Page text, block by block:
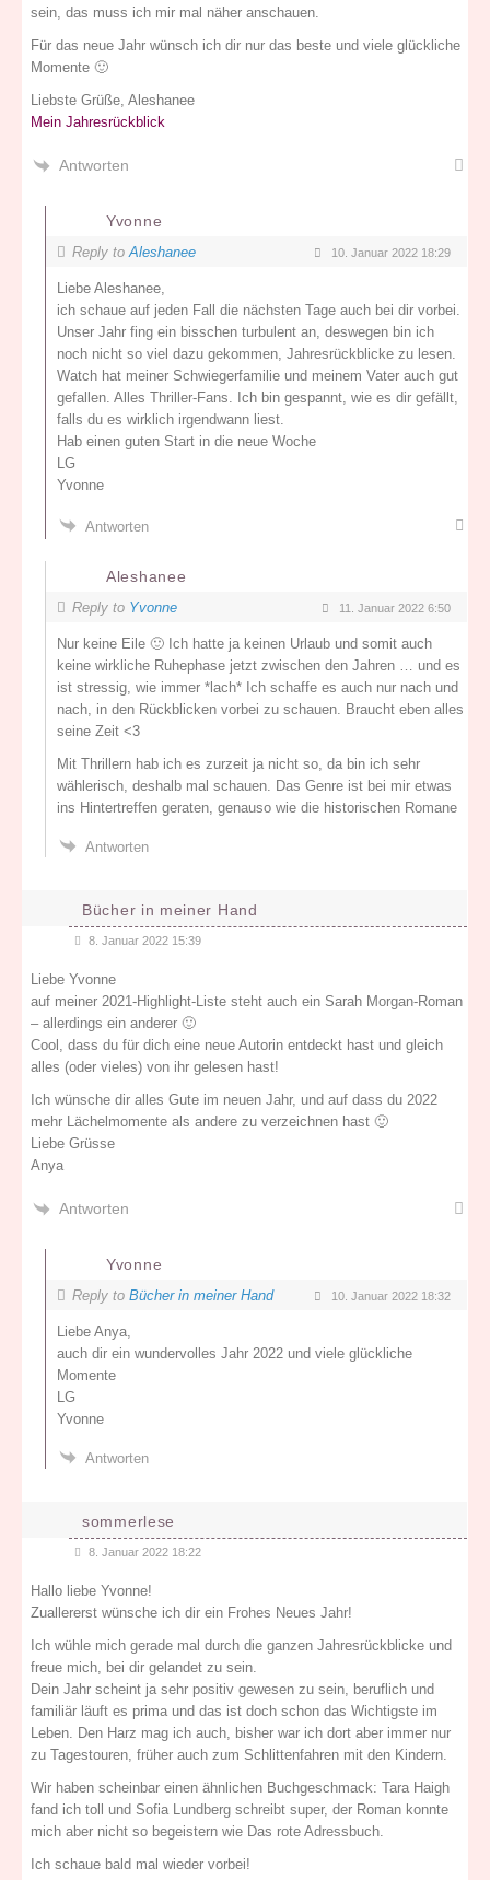
sein, das muss ich mir mal näher anschauen.
Für das neue Jahr wünsch ich dir nur das beste und viele glückliche
Momente 🙂
Liebste Grüße, Aleshanee
Mein Jahresrückblick
Antworten
Yvonne
Reply to Aleshanee 10. Januar 2022 18:29
Liebe Aleshanee,
ich schaue auf jeden Fall die nächsten Tage auch bei dir vorbei.
Unser Jahr fing ein bisschen turbulent an, deswegen bin ich
noch nicht so viel dazu gekommen, Jahresrückblicke zu lesen.
Watch hat meiner Schwiegerfamilie und meinem Vater auch gut
gefallen. Alles Thriller-Fans. Ich bin gespannt, wie es dir gefällt,
falls du es wirklich irgendwann liest.
Hab einen guten Start in die neue Woche
LG
Yvonne
Antworten
Aleshanee
Reply to Yvonne 11. Januar 2022 6:50
Nur keine Eile 🙂 Ich hatte ja keinen Urlaub und somit auch
keine wirkliche Ruhephase jetzt zwischen den Jahren … und es
ist stressig, wie immer *lach* Ich schaffe es auch nur nach und
nach, in den Rückblicken vorbei zu schauen. Braucht eben alles
seine Zeit <3
Mit Thrillern hab ich es zurzeit ja nicht so, da bin ich sehr
wählerisch, deshalb mal schauen. Das Genre ist bei mir etwas
ins Hintertreffen geraten, genauso wie die historischen Romane
Antworten
Bücher in meiner Hand
8. Januar 2022 15:39
Liebe Yvonne
auf meiner 2021-Highlight-Liste steht auch ein Sarah Morgan-Roman
– allerdings ein anderer 🙂
Cool, dass du für dich eine neue Autorin entdeckt hast und gleich
alles (oder vieles) von ihr gelesen hast!
Ich wünsche dir alles Gute im neuen Jahr, und auf dass du 2022
mehr Lächelmomente als andere zu verzeichnen hast 🙂
Liebe Grüsse
Anya
Antworten
Yvonne
Reply to Bücher in meiner Hand 10. Januar 2022 18:32
Liebe Anya,
auch dir ein wundervolles Jahr 2022 und viele glückliche
Momente
LG
Yvonne
Antworten
sommerlese
8. Januar 2022 18:22
Hallo liebe Yvonne!
Zuallererst wünsche ich dir ein Frohes Neues Jahr!
Ich wühle mich gerade mal durch die ganzen Jahresrückblicke und
freue mich, bei dir gelandet zu sein.
Dein Jahr scheint ja sehr positiv gewesen zu sein, beruflich und
familiär läuft es prima und das ist doch schon das Wichtigste im
Leben. Den Harz mag ich auch, bisher war ich dort aber immer nur
zu Tagestouren, früher auch zum Schlittenfahren mit den Kindern.
Wir haben scheinbar einen ähnlichen Buchgeschmack: Tara Haigh
fand ich toll und Sofia Lundberg schreibt super, der Roman konnte
mich aber nicht so begeistern wie Das rote Adressbuch.
Ich schaue bald mal wieder vorbei!